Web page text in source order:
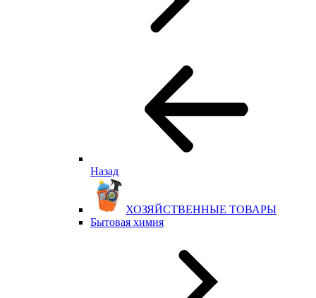
Назад
ХОЗЯЙСТВЕННЫЕ ТОВАРЫ
Бытовая химия